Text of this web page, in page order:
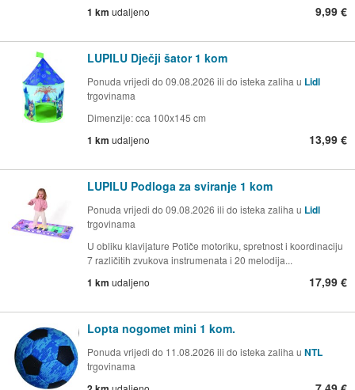
1 km udaljeno 9,99 €
LUPILU Dječji šator 1 kom
Ponuda vrijedi do 09.08.2026 ili do isteka zaliha u Lidl
trgovinama
Dimenzije: cca 100x145 cm
1 km udaljeno 13,99 €
LUPILU Podloga za sviranje 1 kom
Ponuda vrijedi do 09.08.2026 ili do isteka zaliha u Lidl
trgovinama
U obliku klavijature Potiče motoriku, spretnost i koordinaciju
7 različitih zvukova instrumenata i 20 melodija...
1 km udaljeno 17,99 €
Lopta nogomet mini 1 kom.
Ponuda vrijedi do 11.08.2026 ili do isteka zaliha u NTL
trgovinama